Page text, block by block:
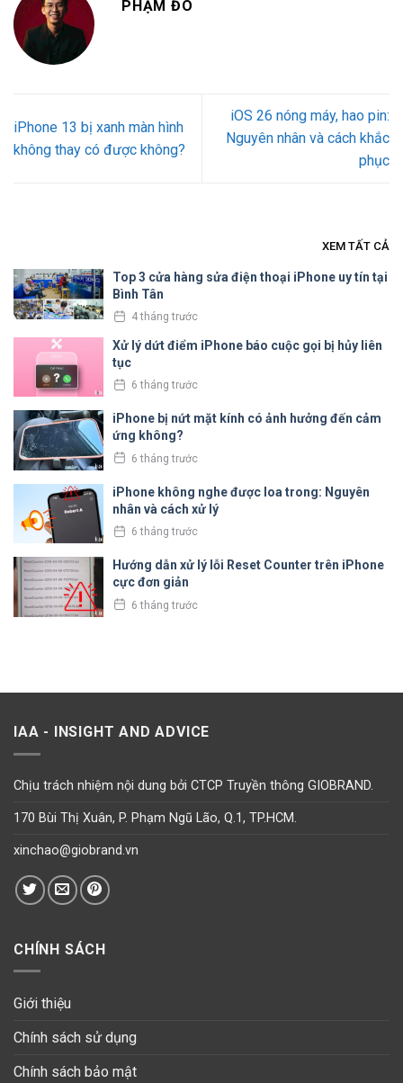
PHẠM ĐÔ
iPhone 13 bị xanh màn hình
không thay có được không?
iOS 26 nóng máy, hao pin:
Nguyên nhân và cách khắc
phục
XEM TẤT CẢ
Top 3 cửa hàng sửa điện thoại iPhone uy tín tại
Bình Tân
4 tháng trước
Xử lý dứt điểm iPhone báo cuộc gọi bị hủy liên
tục
6 tháng trước
iPhone bị nứt mặt kính có ảnh hưởng đến cảm
ứng không?
6 tháng trước
iPhone không nghe được loa trong: Nguyên
nhân và cách xử lý
6 tháng trước
Hướng dẫn xử lý lỗi Reset Counter trên iPhone
cực đơn giản
6 tháng trước
IAA - INSIGHT AND ADVICE
Chịu trách nhiệm nội dung bởi CTCP Truyền thông GIOBRAND.
170 Bùi Thị Xuân, P. Phạm Ngũ Lão, Q.1, TP.HCM.
xinchao@giobrand.vn
CHÍNH SÁCH
Giới thiệu
Chính sách sử dụng
Chính sách bảo mật